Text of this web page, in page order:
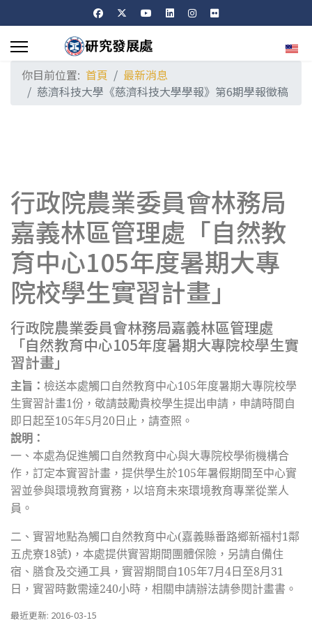
選擇
你目前位置: 首頁
最新消息
慈濟科技大學《慈濟科技大學學報》第6期學報徵稿
行政院農業委員會林務局
嘉義林區管理處「自然教
育中心105年度暑期大專
院校學生實習計畫」
行政院農業委員會林務局嘉義林區管理處
「自然教育中心105年度暑期大專院校學生實
習計畫」
主旨： 檢送本處觸口自然教育中心105年度暑期大專院校學
生實習計畫1份，敬請鼓勵貴校學生提出申請，申請時間自
即日起至105年5月20日止，請查照。
說明：
一、 本處為促進觸口自然教育中心與大專院校學術機構合
作，訂定本實習計畫，提供學生於105年暑假期間至中心實
習並參與環境教育實務，以培育未來環境教育專業從業人
員。
二、 實習地點為觸口自然教育中心(嘉義縣番路鄉新福村1鄰
五虎寮18號)，本處提供實習期間團體保險，另請自備住
宿、膳食及交通工具，實習期間自105年7月4日至8月31
日，實習時數需達240小時，相關申請辦法請參閱計畫書。
最近更新: 2016-03-15